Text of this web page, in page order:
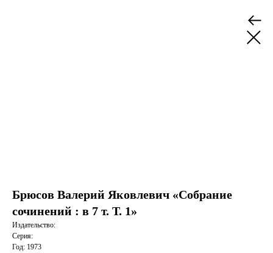
Брюсов Валерий Яковлевич «Собрание
сочинений : в 7 т. Т. 1»
Издательство:
Серия:
Год: 1973